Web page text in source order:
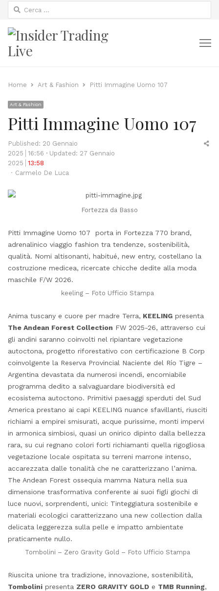
Ricerca
per:
Home Art & Fashion Pitti Immagine Uomo 107
Art & Fashion
Pitti Immagine Uomo 107
Published: 20 Gennaio
2025
16:56
Updated: 27 Gennaio
2025
13:58
Author
Carmelo De Luca
Fortezza da Basso
Pitti Immagine Uomo 107 porta in Fortezza 770 brand,
adrenalinico viaggio fashion tra tendenze, sostenibilità,
qualità. Nomi altisonanti, habitué, new entry, costellano la
costruzione medicea, ricercate chicche dedite alla moda
maschile F/W 2026.
keeling – Foto Ufficio Stampa
Anima tuscany e cuore per madre Terra, KEELINGpresenta
The Andean Forest Collection FW 2025-26, attraverso cui
gli andini saranno coinvolti nel ripiantare vegetazione
autoctona, progetto riforestativo con certificazione B Corp
coinvolgente la Reserva Provincial Naciente del Río Tigre –
Argentina devastata da numerosi incendi, encomiabile
programma dedito a salvaguardare biodiversità ed
ecosistema autoctono. Primitivi paesaggi sperduti del Sud
America prestano ai capi KEELING nuance sfavillanti, riusciti
richiami a empirei smisurati, acque purissime, monti impervi
in armonica simbiosi, quasi un onirico dipinto dalla bellezza
rara, su cui regnano colori forti richiamanti quella rigogliosa
vegetazione locale ospitata su terreni marrone intenso,
accarezzata dalle tonalità che ne caratterizzano l’anima.
The Andean Forest ossequia mamma Natura nella sua
dimensione trasformativa conferente ai suoi figli giochi di
luce nuovi, sorprendenti, unici: Tinteggiatura sostenibile e
materiali ecologici caratterizzano una new collection dalla
delicata leggerezza sulla pelle e impatto ambientate
praticamente nullo.
Tombolini – Zero Gravity Gold – Foto Ufficio Stampa
Riuscita unione tra tradizione, innovazione, sostenibilità,
Tombolinipresenta ZERO GRAVITY GOLDe TMB Running,